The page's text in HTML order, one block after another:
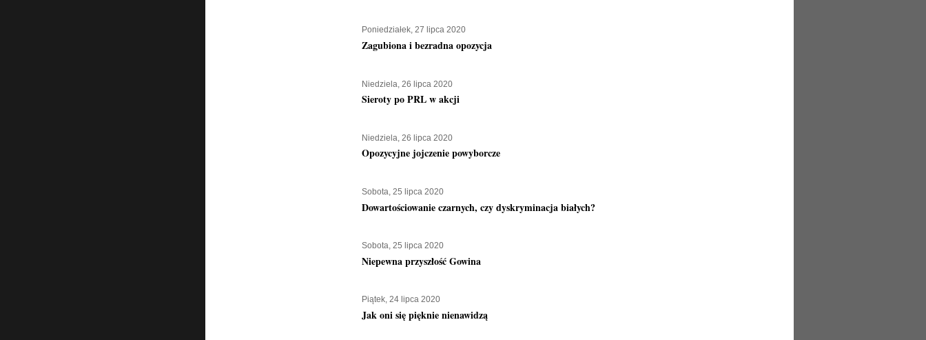
Poniedziałek, 27 lipca 2020
Zagubiona i bezradna opozycja
Niedziela, 26 lipca 2020
Sieroty po PRL w akcji
Niedziela, 26 lipca 2020
Opozycyjne jojczenie powyborcze
Sobota, 25 lipca 2020
Dowartościowanie czarnych, czy dyskryminacja białych?
Sobota, 25 lipca 2020
Niepewna przyszłość Gowina
Piątek, 24 lipca 2020
Jak oni się pięknie nienawidzą